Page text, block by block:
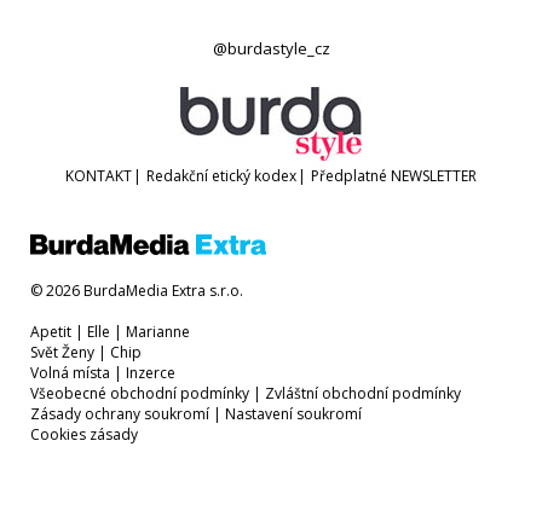
@burdastyle_cz
KONTAKT| Redakční etický kodex| Předplatné NEWSLETTER
© 2026 BurdaMedia Extra s.r.o.
Apetit | Elle | Marianne
Svět Ženy | Chip
Volná místa | Inzerce
Všeobecné obchodní podmínky | Zvláštní obchodní podmínky
Zásady ochrany soukromí | Nastavení soukromí
Cookies zásady